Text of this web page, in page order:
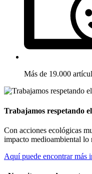
Más de 19.000
Trabajamos respetando
Con acciones ecológicas
impacto medioambiental lo
Aquí puede encontrar más